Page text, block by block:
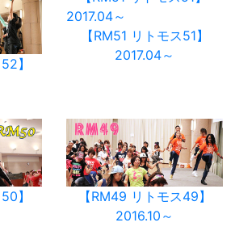
】
【RM51 リトモス51】
2017.04～
】
【RM49 リトモス49】
2016.10～